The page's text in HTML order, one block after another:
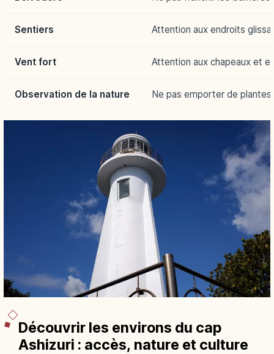
Sentiers Attention aux endroits
Vent fort Attention aux chapeaux et
Observation de la nature Ne pas emporter de plantes
Découvrir les environs du cap
Ashizuri : accès, nature et culture